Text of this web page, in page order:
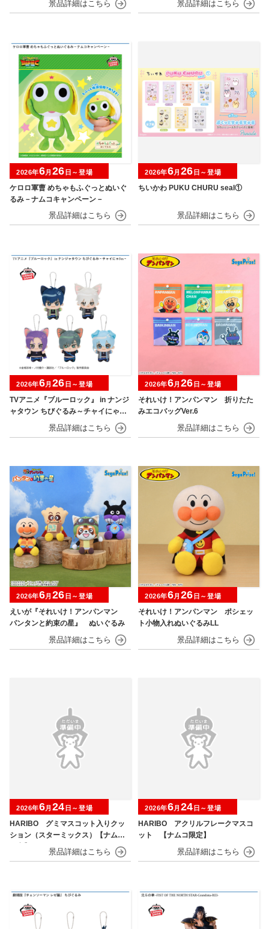
ケロロ軍曹 めちゃもふぐっとぬいぐ
るみ－ナムコキャンペーン－
2026年6月 26 日～登場
ちいかわ PUKU CHURU seal①
2026年6月 26 日～登場
TVアニメ『ブルーロック』 in ナンジ
ャタウン ちびぐるみ～チャイにゃFe
2026年6月 26 日～登場
それいけ！アンパンマン 折りたた
みエコバッグVer.6
2026年6月 26 日～登場
えいが『それいけ！アンパンマン
パンタンと約束の星』 ぬいぐるみ
2026年6月 26 日～登場
それいけ！アンパンマン ポシェッ
ト小物入れぬいぐるみLL
2026年6月 26 日～登場
HARIBO グミマスコット入りクッ
ション（スターミックス）【ナムコ
2026年6月 24 日～登場
HARIBO アクリルフレークマスコ
ット 【ナムコ限定】
2026年6月 24 日～登場